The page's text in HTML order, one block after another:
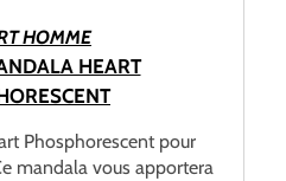
HOMME
HEART
Phosphorescent pour
mandala vous apportera